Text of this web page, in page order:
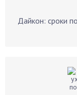
Дайкон: сроки